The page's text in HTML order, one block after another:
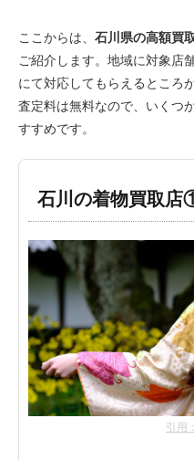
ここからは、 石川県の高額買
ご紹介します。地域に対象店
にて対応してもらえるところ
査定料は無料なので、いくつ
すすめです。
石川の着物買取店
引用